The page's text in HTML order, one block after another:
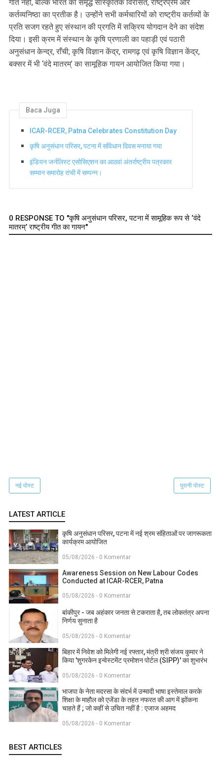
गीत नहीं, बल्कि भारत की समृद्ध सांस्कृतिक विरासत, राष्ट्रप्रेम और
कर्तव्यनिष्ठा का प्रतीक है। उन्होंने सभी कर्मचारियों को राष्ट्रीय कर्तव्यों के
प्रति सजग रहते हुए संस्थान की प्रगति में सक्रिय योगदान देने का संदेश
दिया। इसी क्रम में संस्थान के कृषि प्रणाली का पहाड़ी एवं पठारी
अनुसंधान केन्द्र, राँची; कृषि विज्ञान केंद्र, रामगढ़ एवं कृषि विज्ञान केंद्र,
बक्सर में भी ‘वंदे मातरम्’ का सामूहिक गायन आयोजित किया गया।
Baca Juga
ICAR-RCER, Patna Celebrates Constitution Day
कृषि अनुसंधान परिसर, पटना में संविधान दिवस मनाया गया
इंडियन जर्नलिस्ट एसोसिएशन का आठवां अंतर्राष्ट्रीय पत्रकार
सम्मान समारोह रांची में सम्पन्न।
0 RESPONSE TO "कृषि अनुसंधान परिसर, पटना में सामूहिक रूप से ‘वंदे
मातरम्’ राष्ट्रीय गीत का गायन"
नई पोस्ट पुरानी पोस्ट
LATEST ARTICLE
कृषि अनुसंधान परिसर, पटना में नई श्रम संहिताओं पर जागरूकता
कार्यक्रम आयोजित
05/08/2026 - 0 Komentar
Awareness Session on New Labour Codes
Conducted at ICAR-RCER, Patna
05/08/2026 - 0 Komentar
बांकीपुर - जब अहंकार जनता से टकराता है, तब लोकतंत्र अपना
निर्णय सुनाता है
05/08/2026 - 0 Komentar
बिहार में निवेश को मिलेगी नई रफ्तार, मंत्री श्री संजय कुमार ने
किया 'शुगरकेन इन्वेस्टमेंट प्रमोशन पोर्टल (SIPP)' का शुभारंभ
05/08/2026 - 0 Komentar
भाजपा के नेता मदरसा के संदर्भ में उन्मादी भाषा इस्तेमाल करके
शिक्षा के माहौल को एजेंडा के तहत नफरत की आग में झोंकना
चाहते हैं ; जो कहीं से उचित नहीं है : एजाज अहमद
05/08/2026 - 0 Komentar
BEST ARTICLES